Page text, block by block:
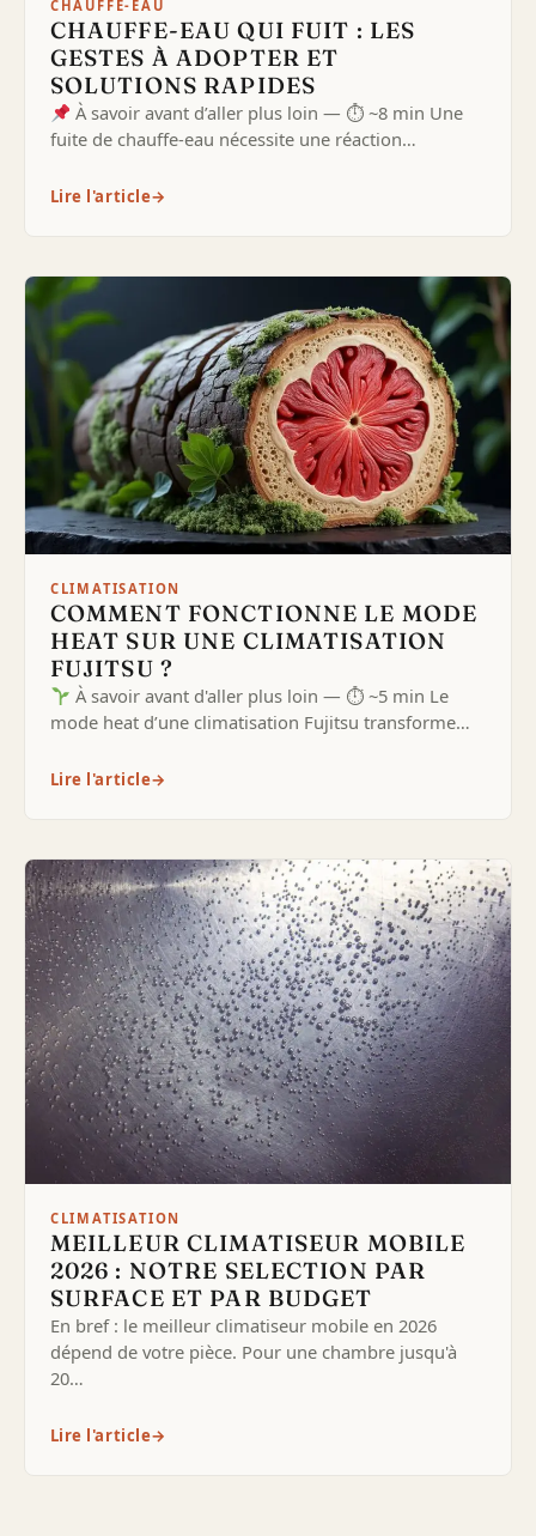
CHAUFFE-EAU
CHAUFFE-EAU QUI FUIT : LES
GESTES À ADOPTER ET
SOLUTIONS RAPIDES
À savoir avant d’aller plus loin — ⏱ ~8 min Une
fuite de chauffe-eau nécessite une réaction…
Lire l'article→
CLIMATISATION
COMMENT FONCTIONNE LE MODE
HEAT SUR UNE CLIMATISATION
FUJITSU ?
À savoir avant d'aller plus loin — ⏱ ~5 min Le
mode heat d’une climatisation Fujitsu transforme…
Lire l'article→
CLIMATISATION
MEILLEUR CLIMATISEUR MOBILE
2026 : NOTRE SELECTION PAR
SURFACE ET PAR BUDGET
En bref : le meilleur climatiseur mobile en 2026
dépend de votre pièce. Pour une chambre jusqu'à
20…
Lire l'article→